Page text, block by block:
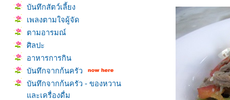
บันทึกสัตว์เลี้ยง
เพลงตามใจผู้จัด
ตามอารมณ์
ศิลปะ
อาหารการกิน
บันทึกจากก้นครัว
บันทึกจากก้นครัว - ของหวาน
ละเครื่องดื่ม